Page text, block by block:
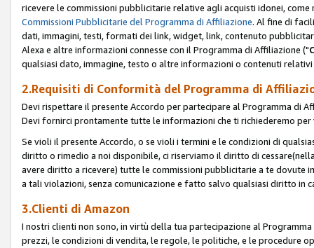
ricevere le commissioni pubblicitarie relative agli acquisti idonei,
Commissioni Pubblicitarie del Programma di Affiliazione. Al fine di
dati, immagini, testi, formati dei link, widget, link, contenuto
Alexa e altre informazioni connesse con il Programma di Affiliazione ("
qualsiasi dato, immagine, testo o altre informazioni o contenuti
2.Requisiti di Conformità del Programma di
Devi rispettare il presente Accordo per partecipare al Programma di
Devi fornirci prontamente tutte le informazioni che ti richiederemo
Se violi il presente Accordo, o se violi i termini e le condizioni di
diritto o rimedio a noi disponibile, ci riserviamo il diritto di
avere diritto a ricevere) tutte le commissioni pubblicitarie a te dovute
a tali violazioni, senza comunicazione e fatto salvo qualsiasi diritto in
3.Clienti di Amazon
I nostri clienti non sono, in virtù della tua partecipazione al
prezzi, le condizioni di vendita, le regole, le politiche, e le procedure